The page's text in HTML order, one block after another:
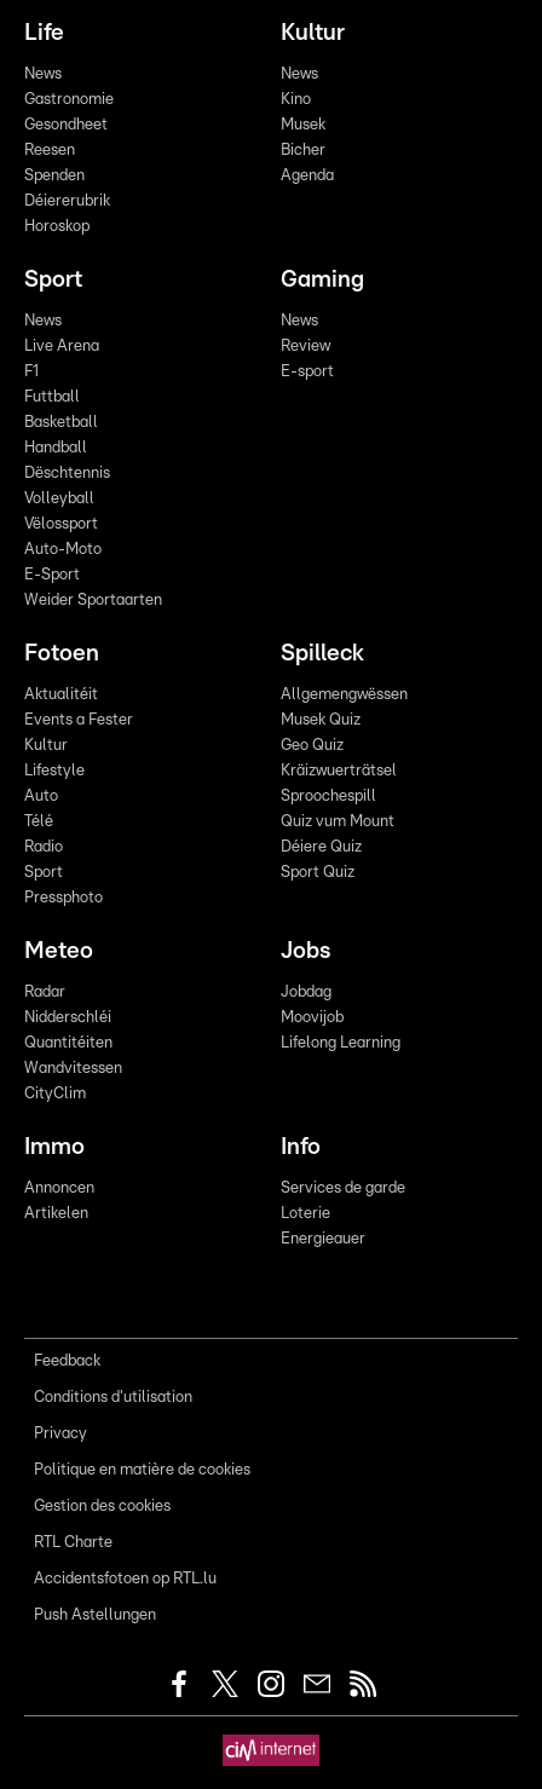
Life
News
Gastronomie
Gesondheet
Reesen
Spenden
Déiererubrik
Horoskop
Kultur
News
Kino
Musek
Bicher
Agenda
Sport
News
Live Arena
F1
Futtball
Basketball
Handball
Dëschtennis
Volleyball
Vëlossport
Auto-Moto
E-Sport
Weider Sportaarten
Gaming
News
Review
E-sport
Fotoen
Aktualitéit
Events a Fester
Kultur
Lifestyle
Auto
Télé
Radio
Sport
Pressphoto
Spilleck
Allgemengwëssen
Musek Quiz
Geo Quiz
Kräizwuerträtsel
Sproochespill
Quiz vum Mount
Déiere Quiz
Sport Quiz
Meteo
Radar
Nidderschléi
Quantitéiten
Wandvitessen
CityClim
Jobs
Jobdag
Moovijob
Lifelong Learning
Immo
Annoncen
Artikelen
Info
Services de garde
Loterie
Energieauer
Feedback
Conditions d'utilisation
Privacy
Politique en matière de cookies
Gestion des cookies
RTL Charte
Accidentsfotoen op RTL.lu
Push Astellungen